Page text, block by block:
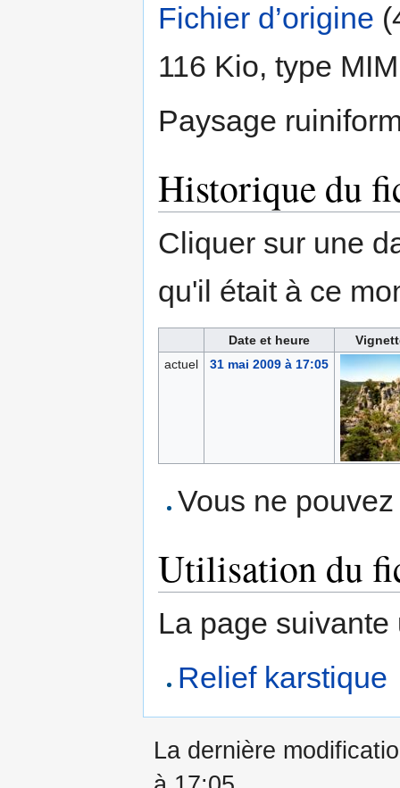
Fichier d’origine
116 Kio, type
Paysage
Historique du
Cliquer sur une
qu'il était à ce
Date et heure
actuel
31 mai 2009 à 17:05
Vous ne
Utilisation du
La page
Relief karstique
La dernière